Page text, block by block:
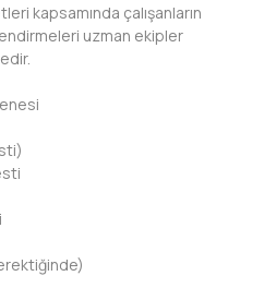
kapsamında çalışanların
uzman ekipler